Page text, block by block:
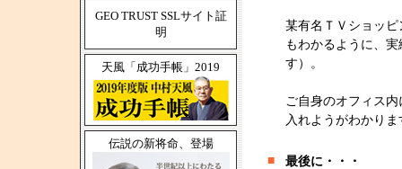
GEO TRUST SSLサイト証
明
天風「成功手帳」2019
伝説の新将命、登場
某有名ＴＶショッ
もわかるように、
す）。
ご自身のオフィス
入れようがわかりま
■ 最後に・・・